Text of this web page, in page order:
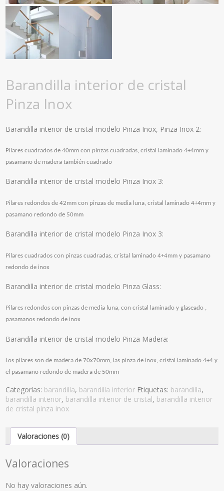
Barandilla interior de cristal
Pinza Inox
Barandilla interior de cristal modelo Pinza Inox, Pinza Inox 2:
Pilares cuadrados de 40mm con pinzas cuadradas, cristal laminado 4+4mm y
pasamano de madera también cuadrado
Barandilla interior de cristal modelo Pinza Inox 3:
Pilares redondos de 42mm con pinzas de media luna, cristal laminado 4+4mm y
pasamano redondo de 50mm
Barandilla interior de cristal modelo Pinza Inox 3:
Pilares cuadrados con pinzas cuadradas, cristal laminado 4+4mm y pasamano
redondo de inox
Barandilla interior de cristal modelo Pinza Glass:
Pilares redondos con pinzas de media luna, con cristal laminado y glaseado ,
pasamanos redondo de inox
Barandilla interior de cristal modelo Pinza Madera:
Los pilares son de madera de 70x70mm, las pinza de inox, cristal laminado 4+4 y
el pasamano redondo de madera de 50mm
Categorías: barandilla, barandilla interior Etiquetas: barandilla,
barandilla interior, barandilla interior de cristal, barandilla interior
de cristal pinza inox
Valoraciones (0)
Valoraciones
No hay valoraciones aún.